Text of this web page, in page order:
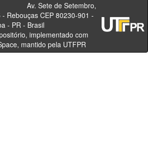
Sete de Setembro,
- Rebouças CEP 80230-901 -
- PR - Brasil
implementado com
mantido pela UTFPR